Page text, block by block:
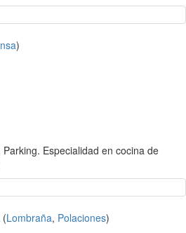
)
Especialidad en cocina de
(Lombraña, Polaciones)